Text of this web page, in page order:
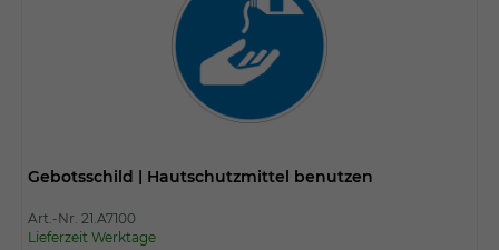
Gebotsschild | Hautschutzmittel benutzen
Art.-Nr. 21.A7100
Lieferzeit Werktage